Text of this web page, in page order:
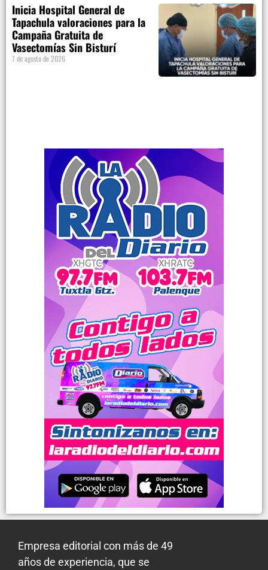
Inicia Hospital General de
Tapachula valoraciones para la
Campaña Gratuita de
Vasectomías Sin Bisturí
7 de agosto de 2026
Empresa editorial con más de 49
años de experiencia, que se